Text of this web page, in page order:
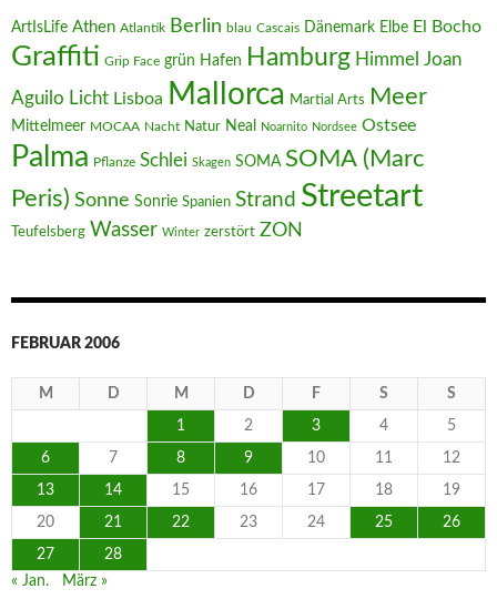
ArtIsLife Athen Atlantik Berlin blau Cascais Dänemark Elbe El Bocho
Graffiti Grip Face grün Hafen Hamburg Himmel Joan
Aguilo Licht Lisboa Mallorca Martial Arts Meer
Mittelmeer MOCAA Nacht Natur Neal Noarnito Nordsee Ostsee
Palma Pflanze Schlei Skagen SOMA SOMA (Marc
Peris) Sonne Sonrie Spanien Strand Streetart
Teufelsberg Wasser Winter zerstört ZON
FEBRUAR 2006
M D M D F S S
1 2 3 4 5
6 7 8 9 10 11 12
13 14 15 16 17 18 19
20 21 22 23 24 25 26
27
28
« Jan.
März »